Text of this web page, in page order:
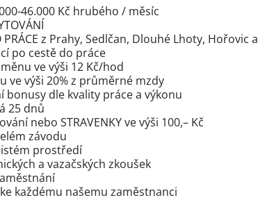
46.000 Kč hrubého / měsíc
PRÁCE z Prahy, Sedlčan, Dlouhé Lhoty, Hořovic a
po cestě do práce
ve výši 12 Kč/hod
ve výši 20% z průměrné mzdy
bonusy dle kvality práce a výkonu
25 dnů
nebo STRAVENKY ve výši 100,– Kč
závodu
prostředí
a vazačských zkoušek
každému našemu zaměstnanci